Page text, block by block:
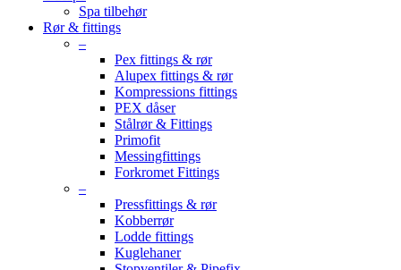
Spa tilbehør
Rør & fittings
–
Pex fittings & rør
Alupex fittings & rør
Kompressions fittings
PEX dåser
Stålrør & Fittings
Primofit
Messingfittings
Forkromet Fittings
–
Pressfittings & rør
Kobberrør
Lodde fittings
Kuglehaner